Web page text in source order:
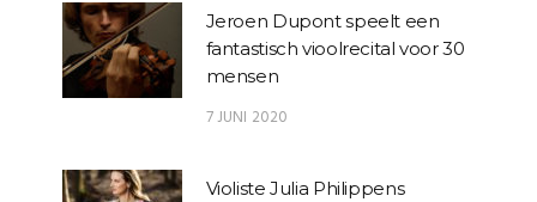
Jeroen Dupont speelt een
fantastisch vioolrecital voor 30
mensen
7 JUNI 2020
Violiste Julia Philippens